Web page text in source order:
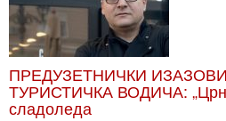
ПРЕДУЗЕТНИЧКИ
ТУРИСТИЧКА ВОДИЧА:
сладоледа